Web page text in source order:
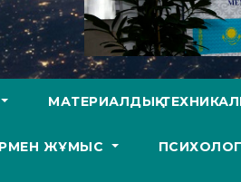
МАТЕРИАЛДЫҚ-
ЖҰМЫС ПСИХОЛОГ